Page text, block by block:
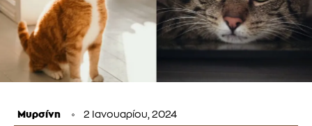
Μυρσίνη 2 Ιανουαρίου, 2024